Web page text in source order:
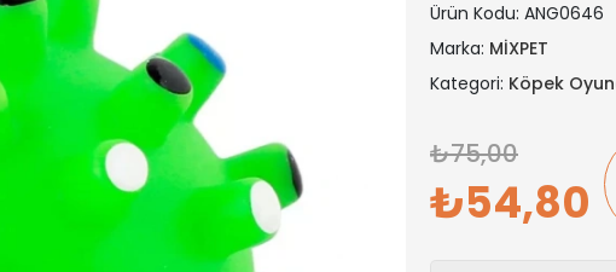
Ürün Kodu: ANG0646
Marka: MİXPET
Kategori: Köpek
75,00
54,80